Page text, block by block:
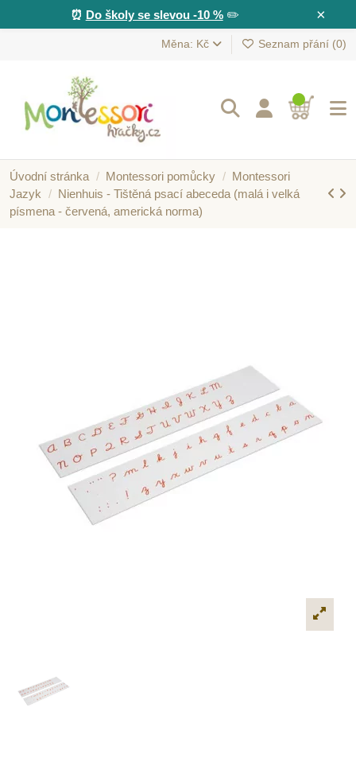
×
⏰ Do školy se slevou -10 %✏️
Měna: Kč Seznam přání (0)
Úvodní stránka Montessori pomůcky
Montessori
Jazyk
Nienhuis - Tištěná psací abeceda (malá i velká
písmena - červená, americká norma)